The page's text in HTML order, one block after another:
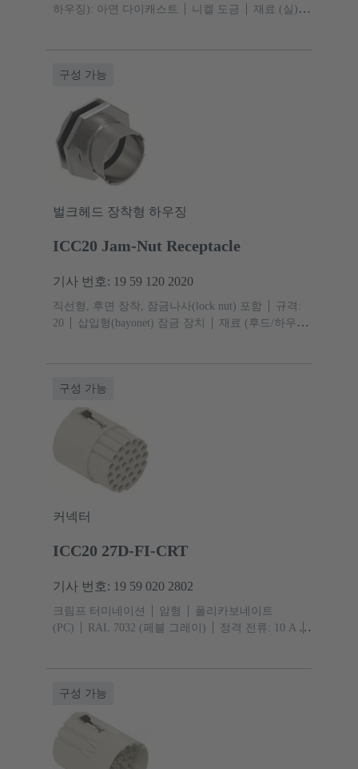
하우징): 아연 다이캐스트
니켈 도금
재료 (실):
구성 가능
벌크헤드 장착형 하우징
ICC20 Jam-Nut Receptacle
기사 번호: 19 59 120 2020
직선형, 후면 장착, 잠금나사(lock nut) 포함
규격:
20
삽입형(bayonet) 잠금 장치
재료 (후드/하우
구성 가능
커넥터
ICC20 27D-FI-CRT
기사 번호: 19 59 020 2802
크림프 터미네이션 암형
폴리카보네이트
(PC)
RAL 7032 (페블 그레이)
정격 전류: ‌10 A
구성 가능